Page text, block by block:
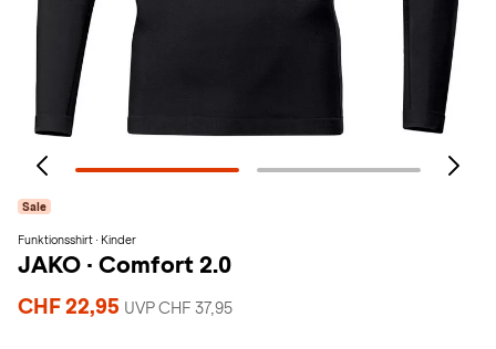
Sale
Funktionsshirt · Kinder
JAKO · Comfort 2.0
CHF 22,95 UVP CHF 37,95